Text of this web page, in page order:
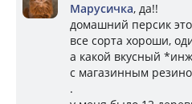
Марусичка, да!!
домашний персик
все сорта хороши,
а какой вкусный
с магазинным
.